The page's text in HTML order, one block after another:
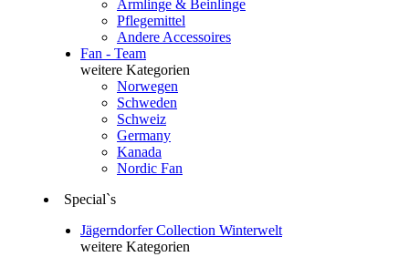
Ärmlinge & Beinlinge
Pflegemittel
Andere Accessoires
Fan - Team
weitere Kategorien
Norwegen
Schweden
Schweiz
Germany
Kanada
Nordic Fan
Special`s
Jägerndorfer Collection Winterwelt
weitere Kategorien